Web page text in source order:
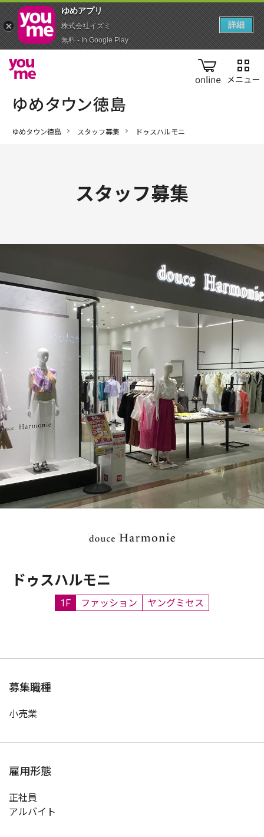
online
ゆめタウン徳島 スタッフ募集 ドゥスハルモニ
スタッフ募集
ドゥスハルモニ
1F ファッション ヤングミセス
募集職種
小売業
雇用形態
正社員
アルバイト
ゆめアプ‪リ‬
株式会社イズミ
無料 - In Google Play
詳細